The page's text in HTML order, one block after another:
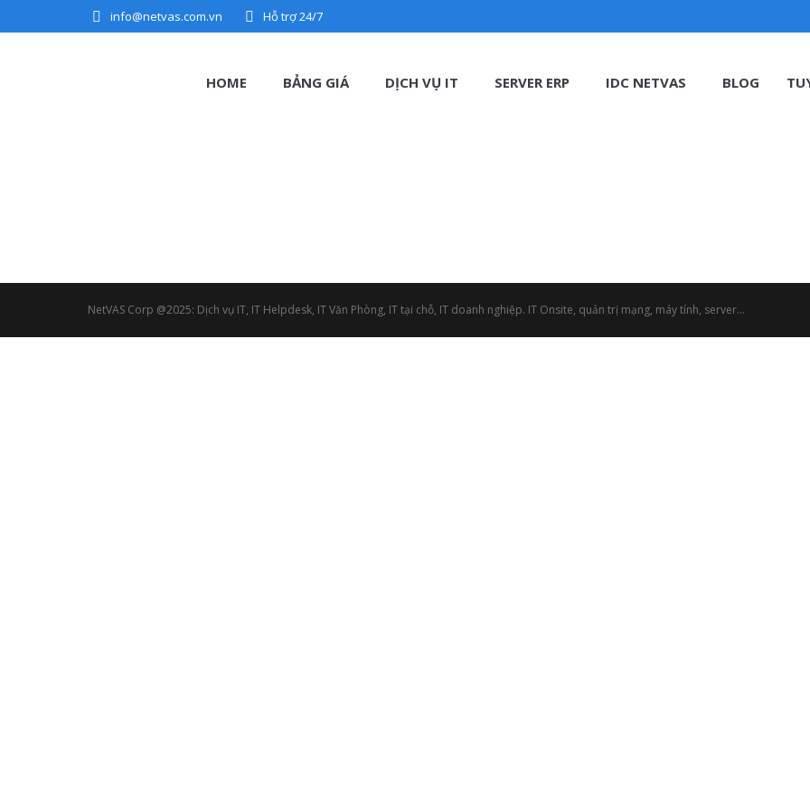
info@netvas.com.vn Hỗ trợ 24/7
HOME BẢNG GIÁ DỊCH VỤ IT SERVER ERP IDC NETVAS BLOG
NetVAS Corp @2025: Dịch vụ IT, IT Helpdesk, IT Văn Phòng, IT tại chỗ, IT doanh nghiệp. IT Onsite, quản trị mạng, máy tính, server...